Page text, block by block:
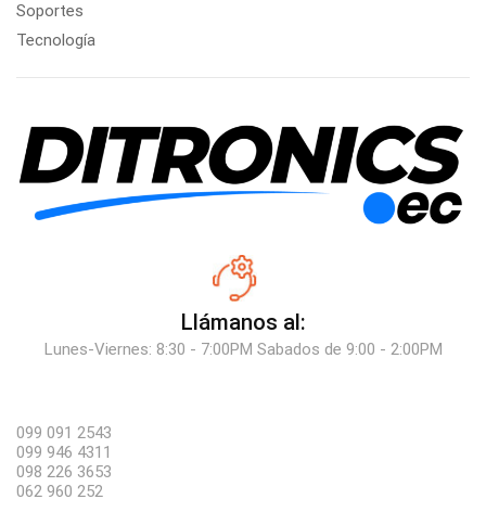
Soportes
Tecnología
Llámanos al:
Lunes-Viernes: 8:30 - 7:00PM Sabados de 9:00 - 2:00PM
099 091 2543
099 946 4311
098 226 3653
062 960 252